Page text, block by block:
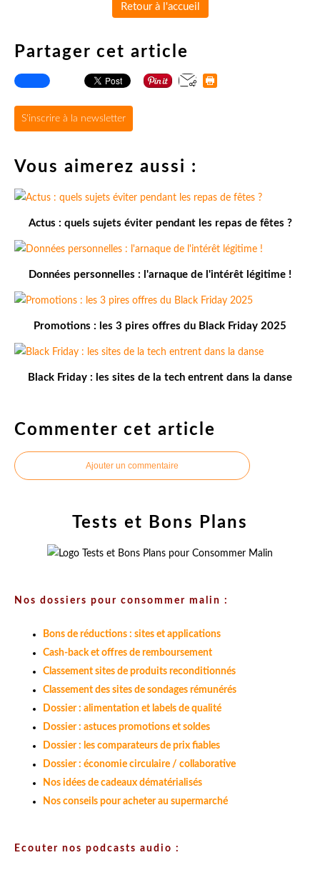
Retour à l'accueil
Partager cet article
S'inscrire à la newsletter
Vous aimerez aussi :
Actus : quels sujets éviter pendant les repas de fêtes ?
Données personnelles : l'arnaque de l'intérêt légitime !
Promotions : les 3 pires offres du Black Friday 2025
Black Friday : les sites de la tech entrent dans la danse
Commenter cet article
Ajouter un commentaire
Tests et Bons Plans
Nos dossiers pour consommer malin :
Bons de réductions : sites et applications
Cash-back et offres de remboursement
Classement sites de produits reconditionnés
Classement des sites de sondages rémunérés
Dossier : alimentation et labels de qualité
Dossier : astuces promotions et soldes
Dossier : les comparateurs de prix fiables
Dossier : économie circulaire / collaborative
Nos idées de cadeaux dématérialisés
Nos conseils pour acheter au supermarché
Ecouter nos podcasts audio :